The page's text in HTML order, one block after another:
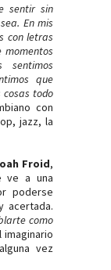
sentir sin
En mis
con letras
momentos
que
todo
con
jazz, la
Froid,
ve a una
poderse
acertada.
como
vez